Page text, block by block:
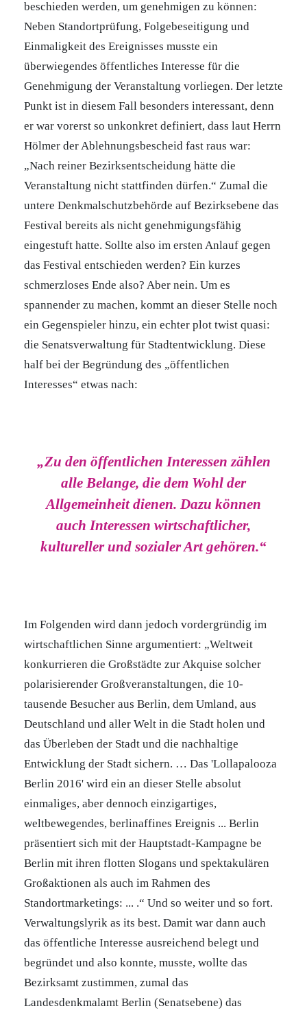
beschieden werden, um genehmigen zu können:
Neben Standortprüfung, Folgebeseitigung und
Einmaligkeit des Ereignisses musste ein
überwiegendes öffentliches Interesse für die
Genehmigung der Veranstaltung vorliegen. Der letzte
Punkt ist in diesem Fall besonders interessant, denn
er war vorerst so unkonkret definiert, dass laut Herrn
Hölmer der Ablehnungsbescheid fast raus war:
„Nach reiner Bezirksentscheidung hätte die
Veranstaltung nicht stattfinden dürfen.“ Zumal die
untere Denkmalschutzbehörde auf Bezirksebene das
Festival bereits als nicht genehmigungsfähig
eingestuft hatte. Sollte also im ersten Anlauf gegen
das Festival entschieden werden? Ein kurzes
schmerzloses Ende also? Aber nein. Um es
spannender zu machen, kommt an dieser Stelle noch
ein Gegenspieler hinzu, ein echter plot twist quasi:
die Senatsverwaltung für Stadtentwicklung. Diese
half bei der Begründung des „öffentlichen
Interesses“ etwas nach:
„Zu den öffentlichen Interessen zählen
alle Belange, die dem Wohl der
Allgemeinheit dienen. Dazu können
auch Interessen wirtschaftlicher,
kultureller und sozialer Art gehören.“
Im Folgenden wird dann jedoch vordergründig im
wirtschaftlichen Sinne argumentiert: „Weltweit
konkurrieren die Großstädte zur Akquise solcher
polarisierender Großveranstaltungen, die 10-
tausende Besucher aus Berlin, dem Umland, aus
Deutschland und aller Welt in die Stadt holen und
das Überleben der Stadt und die nachhaltige
Entwicklung der Stadt sichern. … Das 'Lollapalooza
Berlin 2016' wird ein an dieser Stelle absolut
einmaliges, aber dennoch einzigartiges,
weltbewegendes, berlinaffines Ereignis ... Berlin
präsentiert sich mit der Hauptstadt-Kampagne be
Berlin mit ihren flotten Slogans und spektakulären
Großaktionen als auch im Rahmen des
Standortmarketings: ... .“ Und so weiter und so fort.
Verwaltungslyrik as its best. Damit war dann auch
das öffentliche Interesse ausreichend belegt und
begründet und also konnte, musste, wollte das
Bezirksamt zustimmen, zumal das
Landesdenkmalamt Berlin (Senatsebene) das